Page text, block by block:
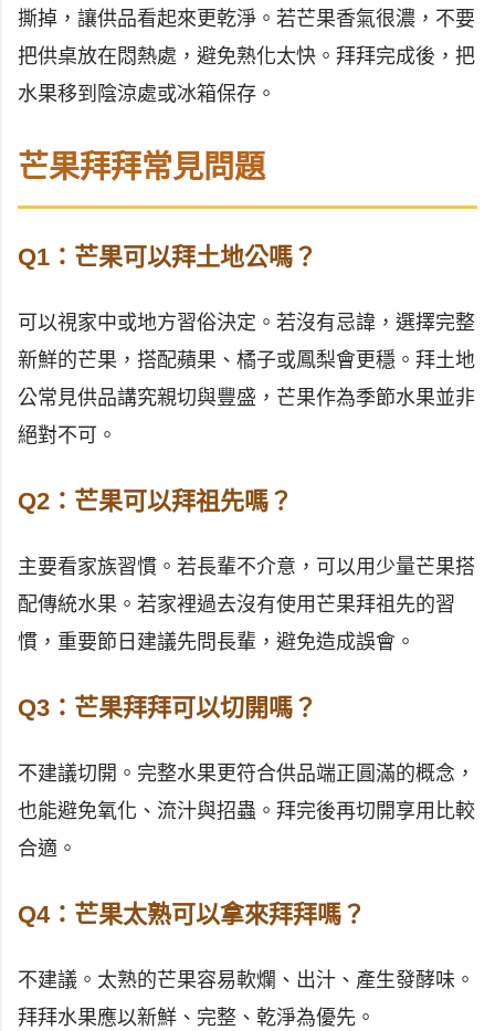
撕掉，讓供品看起來更乾淨。若芒果香氣很濃，不要
把供桌放在悶熱處，避免熟化太快。拜拜完成後，把
水果移到陰涼處或冰箱保存。
芒果拜拜常見問題
Q1：芒果可以拜土地公嗎？
可以視家中或地方習俗決定。若沒有忌諱，選擇完整
新鮮的芒果，搭配蘋果、橘子或鳳梨會更穩。拜土地
公常見供品講究親切與豐盛，芒果作為季節水果並非
絕對不可。
Q2：芒果可以拜祖先嗎？
主要看家族習慣。若長輩不介意，可以用少量芒果搭
配傳統水果。若家裡過去沒有使用芒果拜祖先的習
慣，重要節日建議先問長輩，避免造成誤會。
Q3：芒果拜拜可以切開嗎？
不建議切開。完整水果更符合供品端正圓滿的概念，
也能避免氧化、流汁與招蟲。拜完後再切開享用比較
合適。
Q4：芒果太熟可以拿來拜拜嗎？
不建議。太熟的芒果容易軟爛、出汁、產生發酵味。
拜拜水果應以新鮮、完整、乾淨為優先。